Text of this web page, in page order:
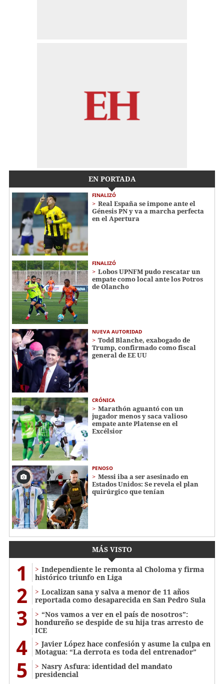
EN PORTADA
FINALIZÓ
Real España se impone ante el
Génesis PN y va a marcha perfecta
en el Apertura
FINALIZÓ
Lobos UPNFM pudo rescatar un
empate como local ante los Potros
de Olancho
NUEVA AUTORIDAD
Todd Blanche, exabogado de
Trump, confirmado como fiscal
general de EE UU
CRÓNICA
Marathón aguantó con un
jugador menos y saca valioso
empate ante Platense en el
Excélsior
PENOSO
Messi iba a ser asesinado en
Estados Unidos: Se revela el plan
quirúrgico que tenían
MÁS VISTO
1
Independiente le remonta al Choloma y firma
histórico triunfo en Liga
2
Localizan sana y salva a menor de 11 años
reportada como desaparecida en San Pedro Sula
3
“Nos vamos a ver en el país de nosotros”:
hondureño se despide de su hija tras arresto de
ICE
4
Javier López hace confesión y asume la culpa en
Motagua: “La derrota es toda del entrenador”
5
Nasry Asfura: identidad del mandato
presidencial